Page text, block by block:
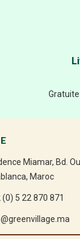
Miamar, Bd.
Maroc
(0) 5 22 870 871